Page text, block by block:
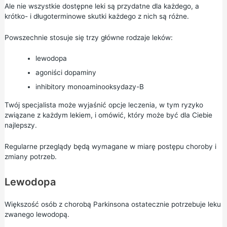
Ale nie wszystkie dostępne leki są przydatne dla każdego, a
krótko- i długoterminowe skutki każdego z nich są różne.
Powszechnie stosuje się trzy główne rodzaje leków:
lewodopa
agoniści dopaminy
inhibitory monoaminooksydazy-B
Twój specjalista może wyjaśnić opcje leczenia, w tym ryzyko
związane z każdym lekiem, i omówić, który może być dla Ciebie
najlepszy.
Regularne przeglądy będą wymagane w miarę postępu choroby i
zmiany potrzeb.
Lewodopa
Większość osób z chorobą Parkinsona ostatecznie potrzebuje leku
zwanego lewodopą.